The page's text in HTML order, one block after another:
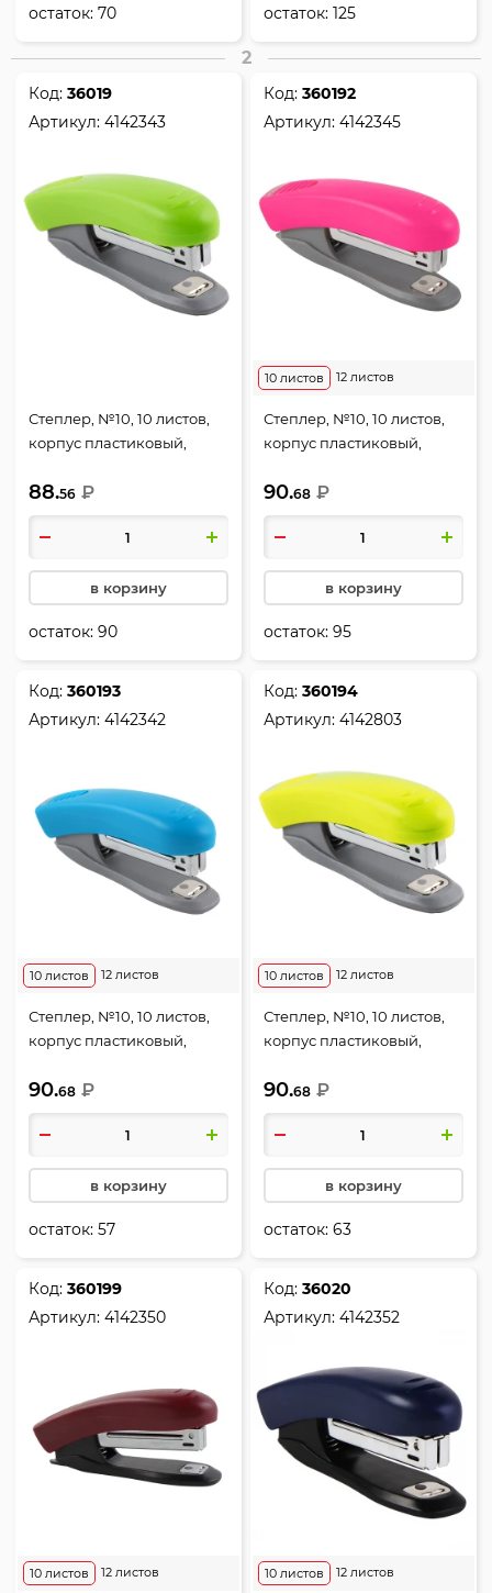
остаток:70 остаток:125
2
Код:36019
Артикул:4142343
Степлер, №10, 10 листов,
корпус пластиковый,
зеленый неоновый, Неон,
deVENTE, 4142343
88.56 ₽
в корзину
остаток:90
Код:360192
Артикул:4142345
10 листов 12 листов
Степлер, №10, 10 листов,
корпус пластиковый,
розовый неоновый, Неон,
deVENTE, 4142345
90.68 ₽
в корзину
остаток:95
Код:360193
Артикул:4142342
10 листов 12 листов
Степлер, №10, 10 листов,
корпус пластиковый,
голубой, Неон, deVENTE,
4142342
90.68 ₽
в корзину
остаток:57
Код:360194
Артикул:4142803
10 листов 12 листов
Степлер, №10, 10 листов,
корпус пластиковый,
желтый, deVENTE, 4142803
90.68 ₽
в корзину
остаток:63
Код:360199
Артикул:4142350
10 листов 12 листов
Код:36020
Артикул:4142352
10 листов 12 листов